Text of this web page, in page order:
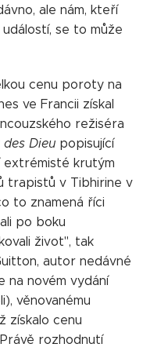
ale nám, kteří
se to může
cenu poroty na
ve Francii získal
režiséra
des Dieu popisující
extrémisté krutým
trapistů v Tibhirine v
to znamená říci
po boku
život", tak
autor nedávné
na novém vydání
věnovanému
získalo cenu
rozhodnutí